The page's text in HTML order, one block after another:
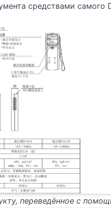
средствами самого
переведённое с